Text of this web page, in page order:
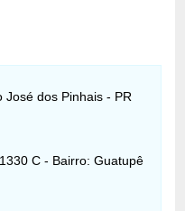
José dos Pinhais - PR
C - Bairro: Guatupê